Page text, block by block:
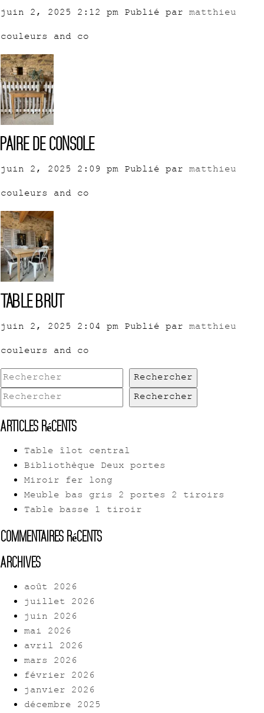
juin 2, 2025 2:12 pm Publié par matthieu
couleurs and co
Paire de console
juin 2, 2025 2:09 pm Publié par matthieu
couleurs and co
Table brut
juin 2, 2025 2:04 pm Publié par matthieu
couleurs and co
Rechercher
Rechercher
Articles récents
Table îlot central
Bibliothèque Deux portes
Miroir fer long
Meuble bas gris 2 portes 2 tiroirs
Table basse 1 tiroir
Commentaires récents
Archives
août 2026
juillet 2026
juin 2026
mai 2026
avril 2026
mars 2026
février 2026
janvier 2026
décembre 2025